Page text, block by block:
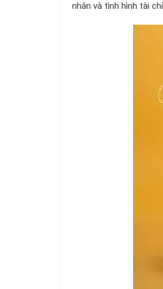
nhân và tình hình tài